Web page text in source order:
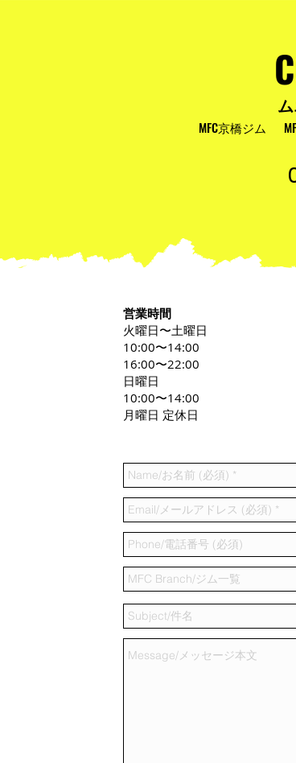
MFC京橋ジム
営業時間
火曜日〜土曜日
10:00〜14:00
16:00〜22:00
日曜日
10:00〜14:00
月曜日 定休日